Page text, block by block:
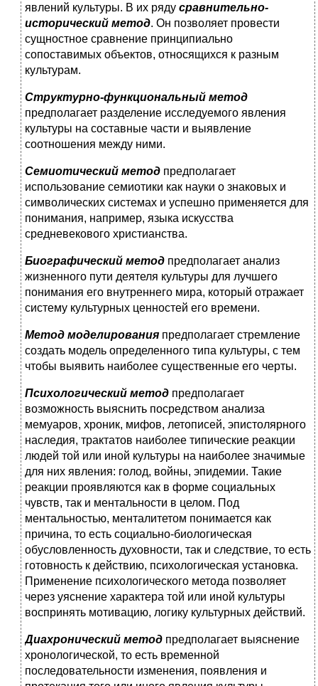
явлений культуры. В их ряду сравнительно-
исторический метод. Он позволяет провести
сущностное сравнение принципиально
сопоставимых объектов, относящихся к разным
культурам.
Структурно-функциональный метод
предполагает разделение исследуемого явления
культуры на составные части и выявление
соотношения между ними.
Семиотический метод предполагает
использование семиотики как науки о знаковых и
символических системах и успешно применяется для
понимания, например, языка искусства
средневекового христианства.
Биографический метод предполагает анализ
жизненного пути деятеля культуры для лучшего
понимания его внутреннего мира, который отражает
систему культурных ценностей его времени.
Метод моделирования предполагает стремление
создать модель определенного типа культуры, с тем
чтобы выявить наиболее существенные его черты.
Психологический метод предполагает
возможность выяснить посредством анализа
мемуаров, хроник, мифов, летописей, эпистолярного
наследия, трактатов наиболее типические реакции
людей той или иной культуры на наиболее значимые
для них явления: голод, войны, эпидемии. Такие
реакции проявляются как в форме социальных
чувств, так и ментальности в целом. Под
ментальностью, менталитетом понимается как
причина, то есть социально-биологическая
обусловленность духовности, так и следствие, то есть
готовность к действию, психологическая установка.
Применение психологического метода позволяет
через уяснение характера той или иной культуры
воспринять мотивацию, логику культурных действий.
Диахронический метод предполагает выяснение
хронологической, то есть временной
последовательности изменения, появления и